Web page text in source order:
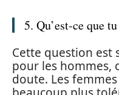
5. Qu’est-ce que
Cette question est
pour les hommes,
doute. Les